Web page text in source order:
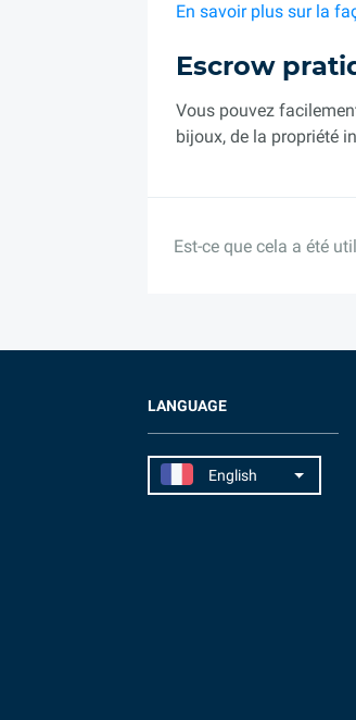
En savoir plus sur la
Escrow
Vous pouvez
bijoux, de la propriété
Est-ce que cela a été
LANGUAGE